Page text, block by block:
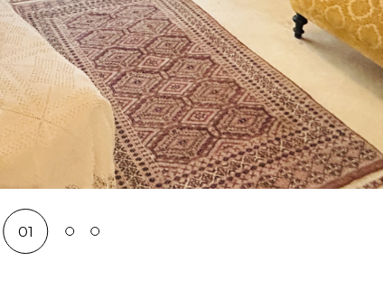
01 02 03